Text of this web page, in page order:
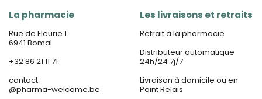
La pharmacie
Rue de Fleurie 1
6941 Bomal
+32 86 21 11 71
contact
@pharma-welcome.be
Les livraisons et retraits
Retrait à la pharmacie
Distributeur automatique
24h/24 7j/7
Livraison à domicile ou en
Point Relais